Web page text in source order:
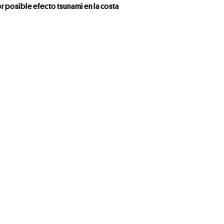
posible efecto tsunami en la costa